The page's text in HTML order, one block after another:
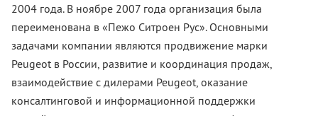
2004 года. В ноябре 2007 года организация была
переименована в «Пежо Ситроен Рус». Основными
задачами компании являются продвижение марки
Peugeot в России, развитие и координация продаж,
взаимодействие с дилерами Peugeot, оказание
консалтинговой и информационной поддержки